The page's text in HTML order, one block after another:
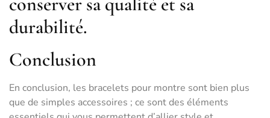
durabilité.
Conclusion
En conclusion, les bracelets pour montre sont bien plus
que de simples accessoires ; ce sont des éléments